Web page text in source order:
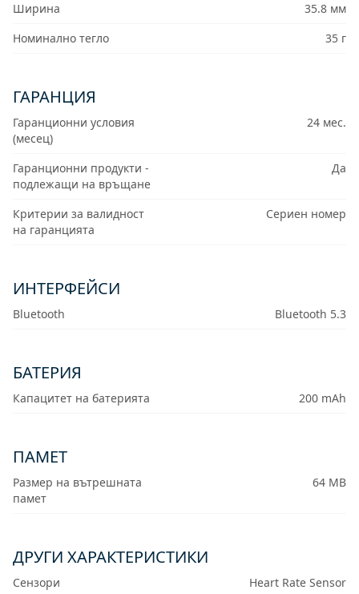
Ширина
35.8 мм
Номинално тегло
35 г
ГАРАНЦИЯ
Гаранционни условия
(месец)
24 мес.
Гаранционни продукти -
подлежащи на връщане
Да
Критерии за валидност
на гаранцията
Сериен номер
ИНТЕРФЕЙСИ
Bluetooth Bluetooth 5.3
БАТЕРИЯ
Капацитет на батерията 200 mAh
ПАМЕТ
Размер на вътрешната
памет
64 MB
ДРУГИ ХАРАКТЕРИСТИКИ
Сензори
Heart Rate Sensor